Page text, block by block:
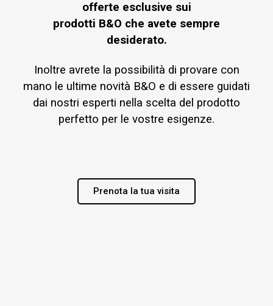
offerte esclusive sui
prodotti B&O che avete sempre
desiderato.
Inoltre avrete la possibilità di provare con
mano le ultime novità B&O e di essere guidati
dai nostri esperti nella scelta del prodotto
perfetto per le vostre esigenze.
Prenota la tua visita